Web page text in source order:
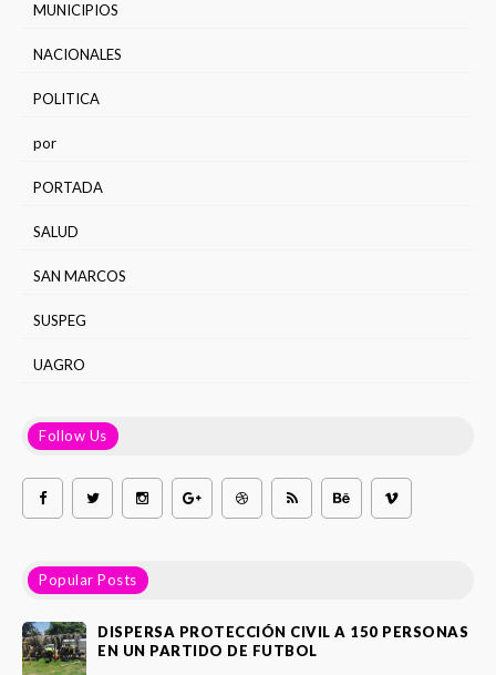
MUNICIPIOS
NACIONALES
POLITICA
por
PORTADA
SALUD
SAN MARCOS
SUSPEG
UAGRO
Follow Us
Popular Posts
DISPERSA PROTECCIÓN CIVIL A 150 PERSONAS
EN UN PARTIDO DE FUTBOL